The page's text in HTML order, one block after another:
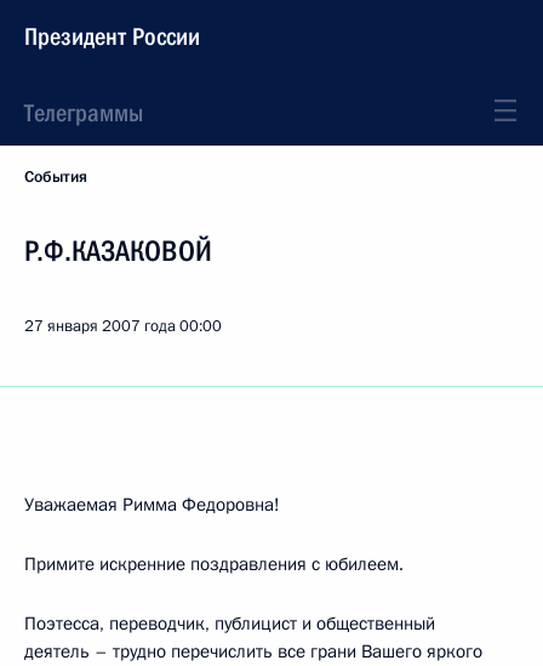
Президент России
Телеграммы
События
Р.Ф.КАЗАКОВОЙ
27 января 2007 года00:00
Уважаемая Римма Федоровна!
Примите искренние поздравления с юбилеем.
Поэтесса, переводчик, публицист и общественный
деятель – трудно перечислить все грани Вашего яркого